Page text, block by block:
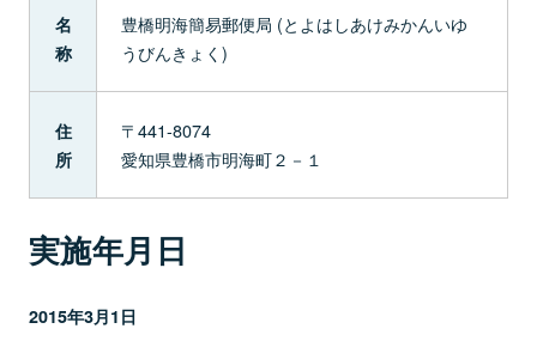
名
称
豊橋明海簡易郵便局 (とよはしあけみかんいゆ
うびんきょく)
住
所
〒441-8074
愛知県豊橋市明海町２－１
実施年月日
2015年3月1日